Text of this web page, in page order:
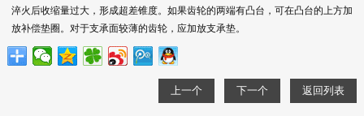
淬火后收缩量过大，形成超差锥度。如果齿轮的两端有凸台，可在凸台的上方加
放补偿垫圈。对于支承面较薄的齿轮，应加放支承垫。
上一个 下一个 返回列表